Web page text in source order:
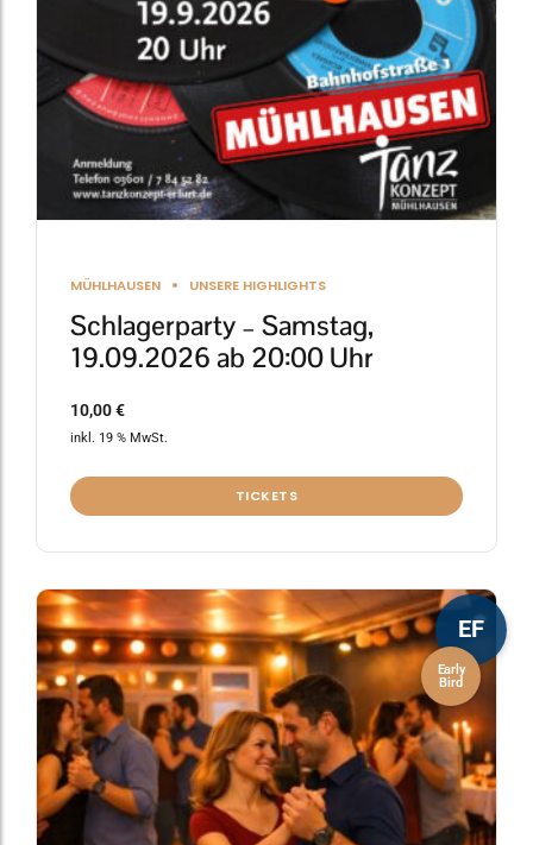
MÜHLHAUSEN UNSERE HIGHLIGHTS
Schlagerparty – Samstag,
19.09.2026 ab 20:00 Uhr
10,00€
inkl. 19 % MwSt.
TICKETS
EF
Early
Bird